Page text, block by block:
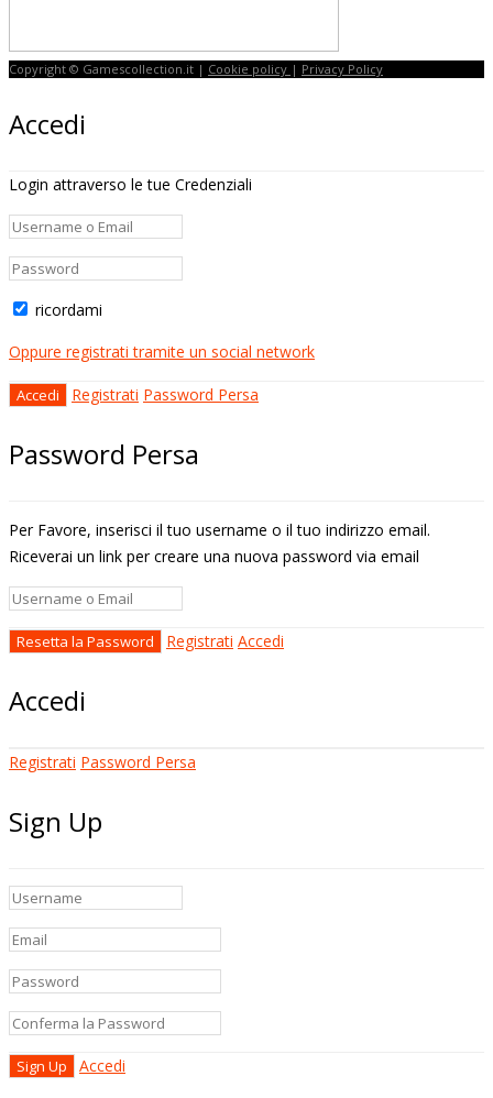
Copyright © Gamescollection.it | Cookie policy | Privacy Policy
Accedi
Login attraverso le tue Credenziali
ricordami
Oppure registrati tramite un social network
Registrati Password Persa
Password Persa
Per Favore, inserisci il tuo username o il tuo indirizzo email.
Riceverai un link per creare una nuova password via email
Registrati Accedi
Accedi
Registrati Password Persa
Sign Up
Accedi